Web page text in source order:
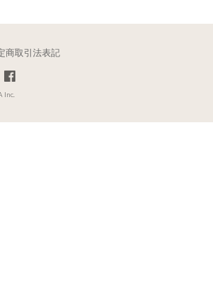
商取引法表記
Inc.